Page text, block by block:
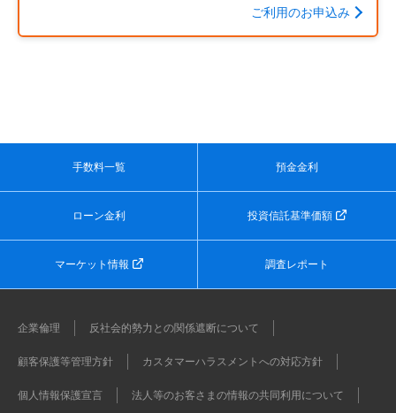
ご利用のお申込み
手数料一覧 預金金利
ローン金利 投資信託基準価額
マーケット情報 調査レポート
企業倫理 反社会的勢力との関係遮断について
顧客保護等管理方針 カスタマーハラスメントへの対応方針
個人情報保護宣言 法人等のお客さまの情報の共同利用について